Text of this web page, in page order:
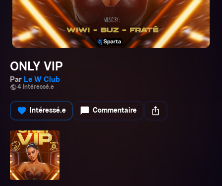
ONLY VIP
Par Le W Club
public4 Intéressé.e
favorite Intéressé.e chat_bubble Commentaire ios_share